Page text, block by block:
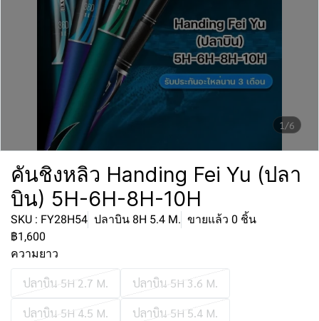
1/6
คันชิงหลิว Handing Fei Yu (ปลา
บิน) 5H-6H-8H-10H
SKU : FY28H54 ปลาบิน 8H 5.4 M. ขายแล้ว 0 ชิ้น
฿1,600
ความยาว
ปลาบิน 5H 2.7 M.
ปลาบิน 5H 3.6 M.
ปลาบิน 5H 4.5 M.
ปลาบิน 5H 5.4 M.